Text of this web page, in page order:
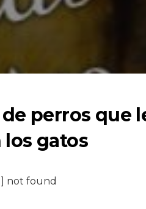
perros que
gatos
not found
ARTÍCULO